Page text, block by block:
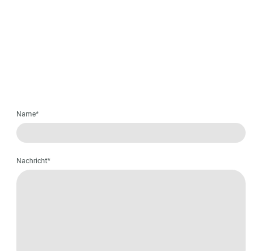
Name*
Nachricht*